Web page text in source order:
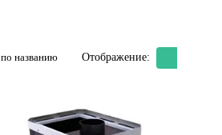
по названию Отображение: